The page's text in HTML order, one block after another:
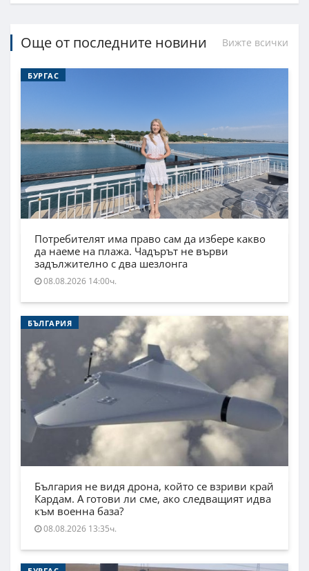
Още от последните новини Вижте всички
БУРГАС
Потребителят има право сам да избере какво
да наеме на плажа. Чадърът не върви
задължително с два шезлонга
08.08.2026 14:00ч.
БЪЛГАРИЯ
България не видя дрона, който се взриви край
Кардам. А готови ли сме, ако следващият идва
към военна база?
08.08.2026 13:35ч.